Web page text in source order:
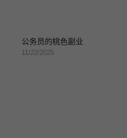
公务员的桃色副业
11/22/2025